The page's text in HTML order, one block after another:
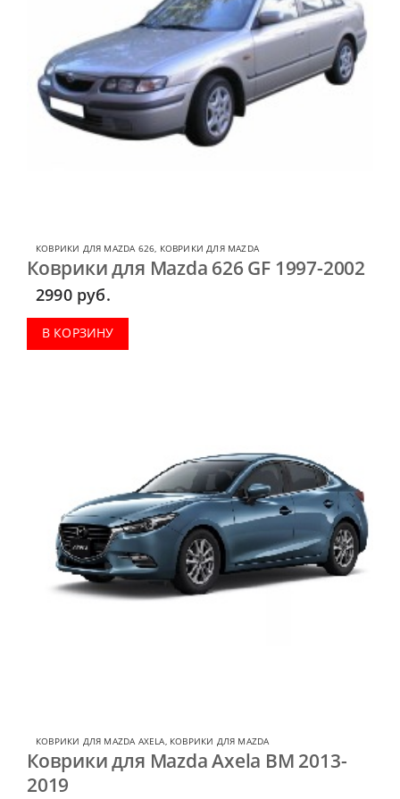
КОВРИКИ ДЛЯ MAZDA 626, КОВРИКИ ДЛЯ MAZDA
Коврики для Mazda 626 GF 1997-2002
2990 руб.
В КОРЗИНУ
КОВРИКИ ДЛЯ MAZDA AXELA, КОВРИКИ ДЛЯ MAZDA
Коврики для Mazda Axela BM 2013-
2019